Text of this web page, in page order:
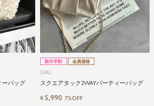
ーバッグ
新作早割 会員価格
GIRL
スクエアタック2WAYパーティーバッグ
¥5,990 7%OFF